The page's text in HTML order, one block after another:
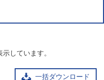
示しています。
一括ダウンロード